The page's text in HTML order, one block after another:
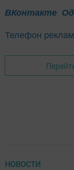
ВКонтакте
Телефон
НОВОСТИ